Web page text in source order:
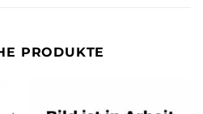
PRODUKTE